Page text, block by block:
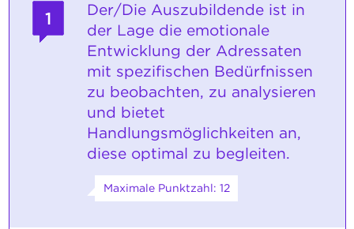
1
Der/Die Auszubildende ist in
der Lage die emotionale
Entwicklung der Adressaten
mit spezifischen Bedürfnissen
zu beobachten, zu analysieren
und bietet
Handlungsmöglichkeiten an,
diese optimal zu begleiten.
Maximale Punktzahl: 12